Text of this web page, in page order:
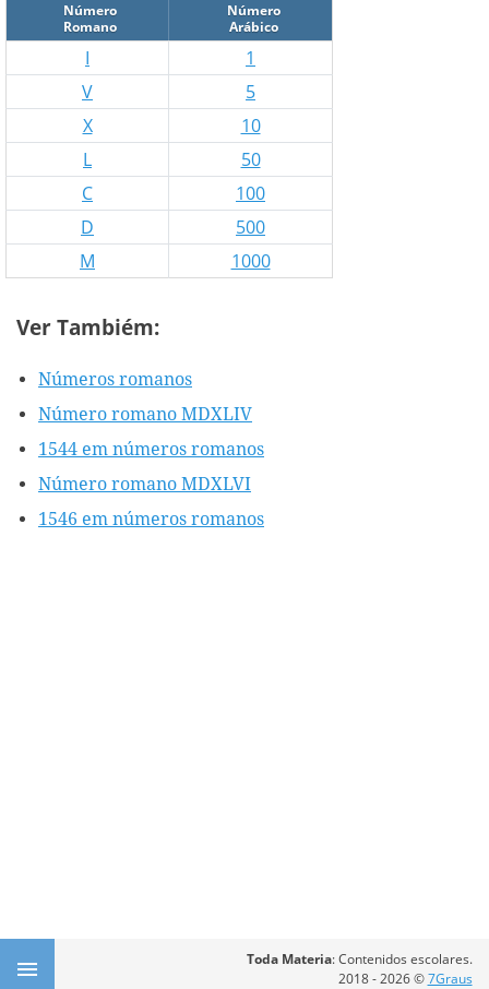
Número
Romano
Número
Arábico
I
1
V
5
X
10
L
50
C
100
D
500
M
1000
Ver Tambiém:
Números romanos
Número romano MDXLIV
1544 em números romanos
Número romano MDXLVI
1546 em números romanos
Toda Materia: Contenidos escolares.
2018 - 2026 ©7Graus